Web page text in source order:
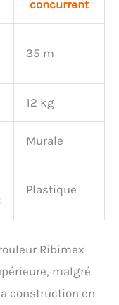
concurrent
35 m
12 kg
Murale
Plastique
Ribimex
malgré
construction en